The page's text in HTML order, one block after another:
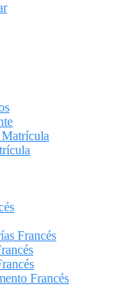
Francés
Francés